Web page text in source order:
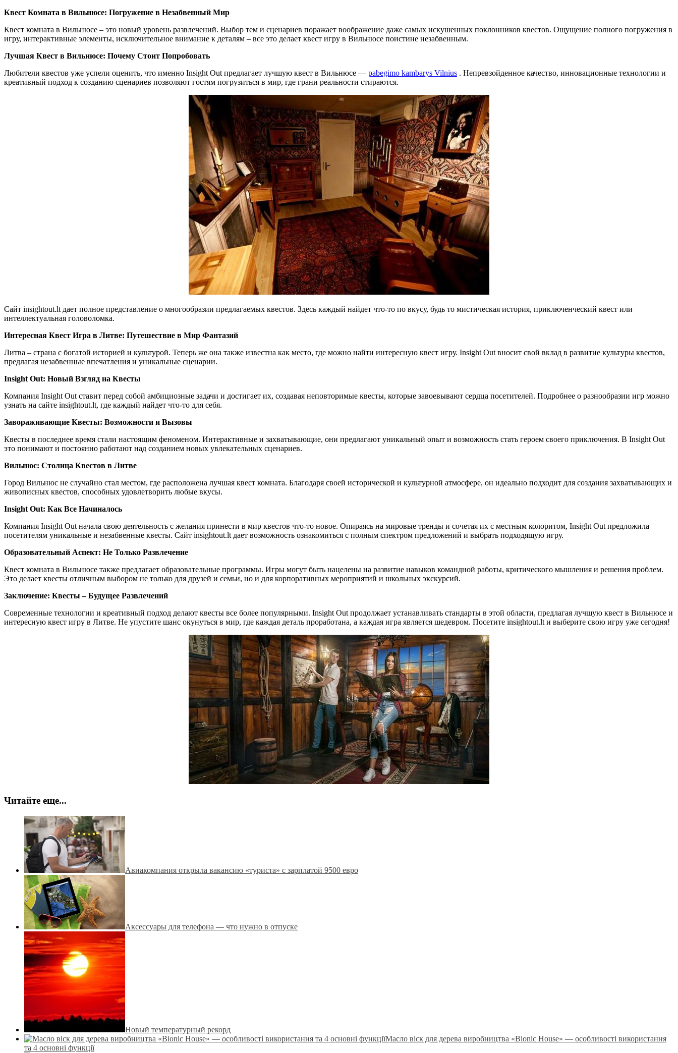
Квест Комната в Вильнюсе: Погружение в Незабвенный Мир
Квест комната в Вильнюсе – это новый уровень развлечений. Выбор тем и сценариев поражает воображение даже самых искушенных поклонников квестов. Ощущение полного погружения в
игру, интерактивные элементы, исключительное внимание к деталям – все это делает квест игру в Вильнюсе поистине незабвенным.
Лучшая Квест в Вильнюсе: Почему Стоит Попробовать
Любители квестов уже успели оценить, что именно Insight Out предлагает лучшую квест в Вильнюсе — pabegimo kambarys Vilnius . Непревзойденное качество, инновационные технологии и
креативный подход к созданию сценариев позволяют гостям погрузиться в мир, где грани реальности стираются.
Сайт insightout.lt дает полное представление о многообразии предлагаемых квестов. Здесь каждый найдет что-то по вкусу, будь то мистическая история, приключенческий квест или
интеллектуальная головоломка.
Интересная Квест Игра в Литве: Путешествие в Мир Фантазий
Литва – страна с богатой историей и культурой. Теперь же она также известна как место, где можно найти интересную квест игру. Insight Out вносит свой вклад в развитие культуры квестов,
предлагая незабвенные впечатления и уникальные сценарии.
Insight Out: Новый Взгляд на Квесты
Компания Insight Out ставит перед собой амбициозные задачи и достигает их, создавая неповторимые квесты, которые завоевывают сердца посетителей. Подробнее о разнообразии игр можно
узнать на сайте insightout.lt, где каждый найдет что-то для себя.
Завораживающие Квесты: Возможности и Вызовы
Квесты в последнее время стали настоящим феноменом. Интерактивные и захватывающие, они предлагают уникальный опыт и возможность стать героем своего приключения. В Insight Out
это понимают и постоянно работают над созданием новых увлекательных сценариев.
Вильнюс: Столица Квестов в Литве
Город Вильнюс не случайно стал местом, где расположена лучшая квест комната. Благодаря своей исторической и культурной атмосфере, он идеально подходит для создания захватывающих и
живописных квестов, способных удовлетворить любые вкусы.
Insight Out: Как Все Начиналось
Компания Insight Out начала свою деятельность с желания принести в мир квестов что-то новое. Опираясь на мировые тренды и сочетая их с местным колоритом, Insight Out предложила
посетителям уникальные и незабвенные квесты. Сайт insightout.lt дает возможность ознакомиться с полным спектром предложений и выбрать подходящую игру.
Образовательный Аспект: Не Только Развлечение
Квест комната в Вильнюсе также предлагает образовательные программы. Игры могут быть нацелены на развитие навыков командной работы, критического мышления и решения проблем.
Это делает квесты отличным выбором не только для друзей и семьи, но и для корпоративных мероприятий и школьных экскурсий.
Заключение: Квесты – Будущее Развлечений
Современные технологии и креативный подход делают квесты все более популярными. Insight Out продолжает устанавливать стандарты в этой области, предлагая лучшую квест в Вильнюсе и
интересную квест игру в Литве. Не упустите шанс окунуться в мир, где каждая деталь проработана, а каждая игра является шедевром. Посетите insightout.lt и выберите свою игру уже сегодня!
Читайте еще...
Авиакомпания открыла вакансию «туриста» с зарплатой 9500 евро
Аксессуары для телефона — что нужно в отпуске
Новый температурный рекорд
Масло віск для дерева виробництва «Bionic House» — особливості використання
та 4 основні функції